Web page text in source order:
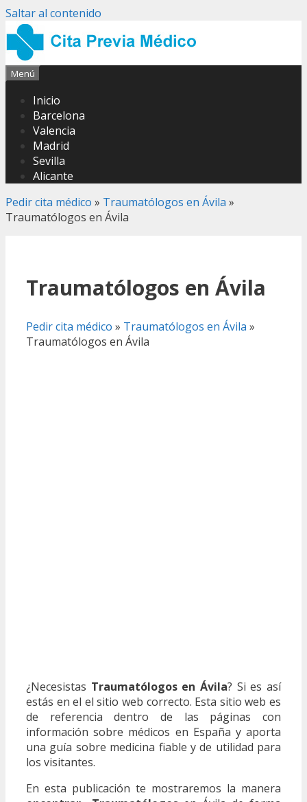
Saltar al contenido
Menú
Inicio
Barcelona
Valencia
Madrid
Sevilla
Alicante
Pedir cita médico » Traumatólogos en Ávila »
Traumatólogos en Ávila
Traumatólogos en Ávila
Pedir cita médico » Traumatólogos en Ávila »
Traumatólogos en Ávila
¿Necesistas Traumatólogos en Ávila? Si es así
estás en el el sitio web correcto. Esta sitio web es
de referencia dentro de las páginas con
información sobre médicos en España y aporta
una guía sobre medicina fiable y de utilidad para
los visitantes.
En esta publicación te mostraremos la manera